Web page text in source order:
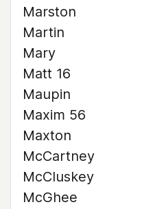
Marston
Martin
Mary
Matt 16
Maupin
Maxim 56
Maxton
McCartney
McCluskey
McGhee